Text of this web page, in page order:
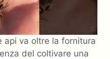
api va oltre la fornitura
del coltivare una